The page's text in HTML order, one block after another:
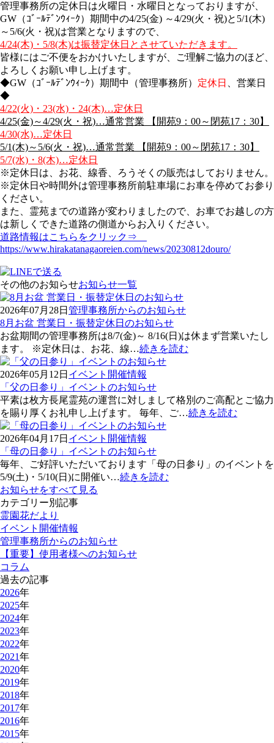
管理事務所の定休日は火曜日・水曜日となっておりますが、
GW（ｺﾞｰﾙﾃﾞﾝｳｨｰｸ）期間中の4/25(金) ～4/29(火・祝)と5/1(木)
～5/6(火・祝)は営業となりますので、
4/24(木)・5/8(木)は振替定休日とさせていただきます。
皆様にはご不便をおかけいたしますが、ご理解ご協力のほど、
よろしくお願い申し上げます。
◆GW（ｺﾞｰﾙﾃﾞﾝｳｨｰｸ）期間中（管理事務所） 定休日
、営業日
◆
4/22(火)・23(水)・24(木)…定休日
4/25(金)～4/29(火・祝)…通常営業 【開苑9：00～閉苑17：30】
4/30(水)…定休日
5/1(木)～5/6(火・祝)…通常営業 【開苑9：00～閉苑17：30】
5/7(水)・8(木)…定休日
※定休日は、お花、線香、ろうそくの販売はしておりません。
※定休日や時間外は管理事務所前駐車場にお車を停めてお参り
ください。
また、霊苑までの道路が変わりましたので、お車でお越しの方
は新しくできた道路の側道からお入りください。
道路情報はこちらをクリック⇒
https://www.hirakatanagaoreien.com/news/20230812douro/
その他のお知らせお知らせ一覧
2026年07月28日 管理事務所からのお知らせ
8月お盆 営業日・振替定休日のお知らせ
お盆期間の管理事務所は8/7(金)～ 8/16(日)は休まず営業いたし
ます。 ※定休日は、お花、線…続きを読む
2026年05月12日 イベント開催情報
「父の日参り」イベントのお知らせ
平素は枚方長尾霊苑の運営に対しまして格別のご高配とご協力
を賜り厚くお礼申し上げます。 毎年、ご…続きを読む
2026年04月17日 イベント開催情報
「母の日参り」イベントのお知らせ
毎年、ご好評いただいております「母の日参り」のイベントを
5/9(土)・5/10(日)に開催い…続きを読む
お知らせをすべて見る
カテゴリー別記事
霊園花だより
イベント開催情報
管理事務所からのお知らせ
【重要】使用者様へのお知らせ
コラム
過去の記事
2026年
2025年
2024年
2023年
2022年
2021年
2020年
2019年
2018年
2017年
2016年
2015年